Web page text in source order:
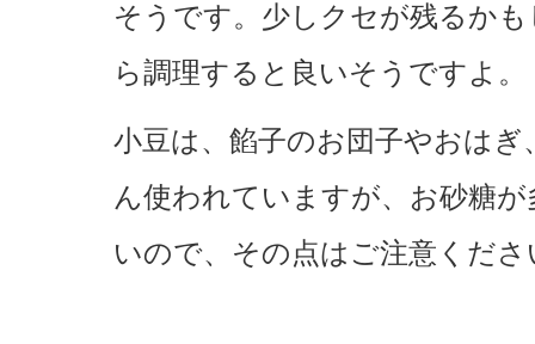
そうです。少しクセが残るか
ら調理すると良いそうですよ。
小豆は、餡子のお団子やおは
ん使われていますが、お砂糖
いので、その点はご注意くださ